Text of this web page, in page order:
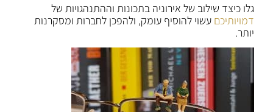
גלו כיצד שילוב של אירוניה בתכונות וההתנהגויות של
דמויותיכם עשוי להוסיף עומק, ולהפכן לחברות ומסקרנות
יותר.